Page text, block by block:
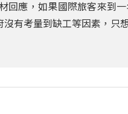
回應，如果國際旅客來到
有考量到缺工等因素，只